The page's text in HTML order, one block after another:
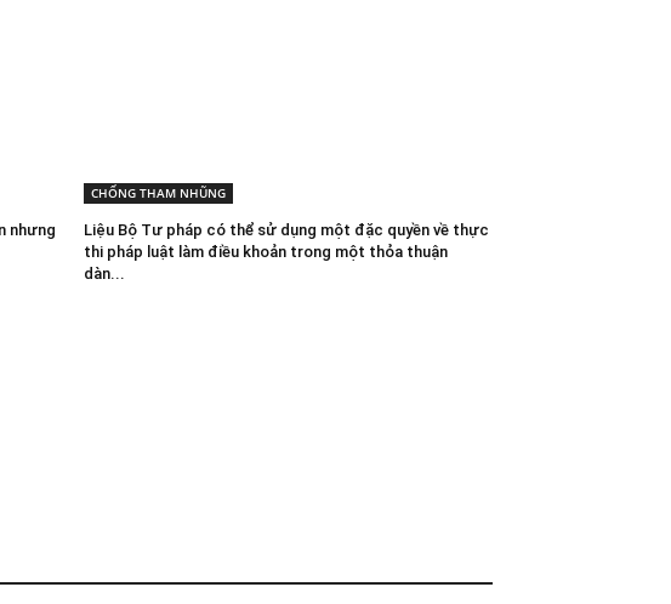
nhưng
CHỐNG THAM NHŨNG
Liệu Bộ Tư pháp có thể sử dụng một đặc quyền về thực
thi pháp luật làm điều khoản trong một thỏa thuận
dàn...